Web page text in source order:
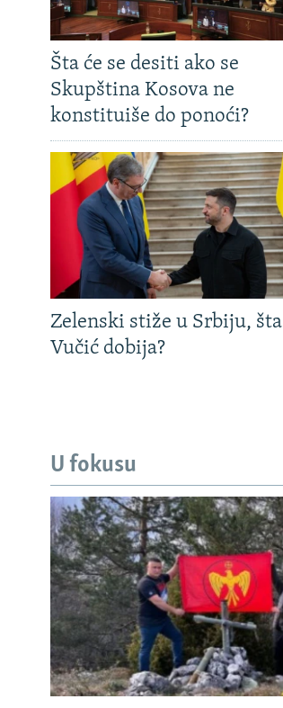
Šta će se desiti ako se
Skupština Kosova ne
konstituiše do ponoći?
Zelenski stiže u Srbiju, šta
Vučić dobija?
U fokusu